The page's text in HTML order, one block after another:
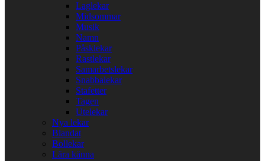
Laglekar
Midsommar
Musik
Namn
Påsklekar
Rastlekar
Samarbetslekar
Snabbalekar
Stafetter
Tagen
Utelekar
Nya lekar
Blandat
Bollekar
Lära känna